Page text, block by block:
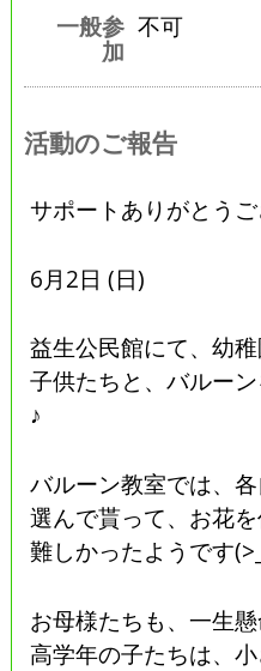
一般参
加
不可
活動のご報告
サポートありがとう
6月2日 (日)
益生公民館にて、幼
子供たちと、バルー
♪
バルーン教室では、
選んで貰って、お花
難しかったようです
お母様たちも、一生
高学年の子たちは、